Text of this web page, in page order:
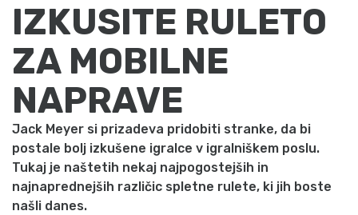
IZKUSITE RULETO
ZA MOBILNE
NAPRAVE
Jack Meyer si prizadeva pridobiti stranke, da bi
postale bolj izkušene igralce v igralniškem poslu.
Tukaj je naštetih nekaj najpogostejših in
najnaprednejših različic spletne rulete, ki jih boste
našli danes.